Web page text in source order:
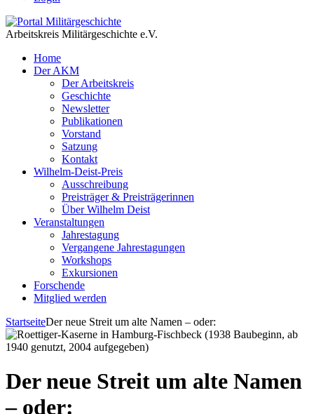
Arbeitskreis Militärgeschichte e.V.
Home
Der AKM
Der Arbeitskreis
Geschichte
Newsletter
Publikationen
Vorstand
Satzung
Kontakt
Wilhelm-Deist-Preis
Ausschreibung
Preisträger & Preisträgerinnen
Über Wilhelm Deist
Veranstaltungen
Jahrestagung
Vergangene Jahrestagungen
Workshops
Exkursionen
Forschende
Mitglied werden
StartseiteDer neue Streit um alte Namen – oder:
Der neue Streit um alte Namen
– oder: